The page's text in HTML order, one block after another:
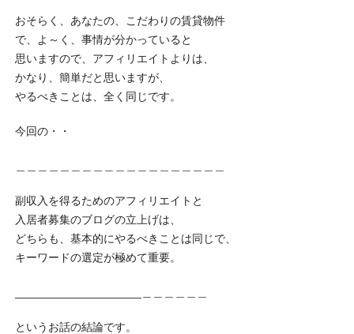
おそらく、あなたの、こだわりの賃貸物件
で、よ～く、事情が分かっていると
思いますので、アフィリエイトよりは、
かなり、簡単だと思いますが、
やるべきことは、全く同じです。
今回の・・
副収入を得るためのアフィリエイトと
入居者募集のブログの立上げは、
どちらも、基本的にやるべきことは同じで、
キーワードの選定が極めて重要。
というお話の結論です。